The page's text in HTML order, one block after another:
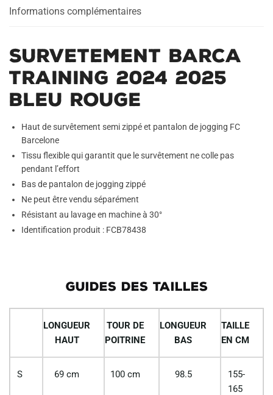
Informations complémentaires
Survetement Barca
Training 2024 2025
Bleu Rouge
Haut de survêtement semi zippé et pantalon de jogging FC
Barcelone
Tissu flexible qui garantit que le survêtement ne colle pas
pendant l’effort
Bas de pantalon de jogging zippé
Ne peut être vendu séparément
Résistant au lavage en machine à 30°
Identification produit : FCB78438
GUIDES DES TAILLES
LONGUEUR
HAUT
TOUR DE
POITRINE
LONGUEUR
BAS
TAILLE
EN CM
S 69 cm 100 cm 98.5
155-
165